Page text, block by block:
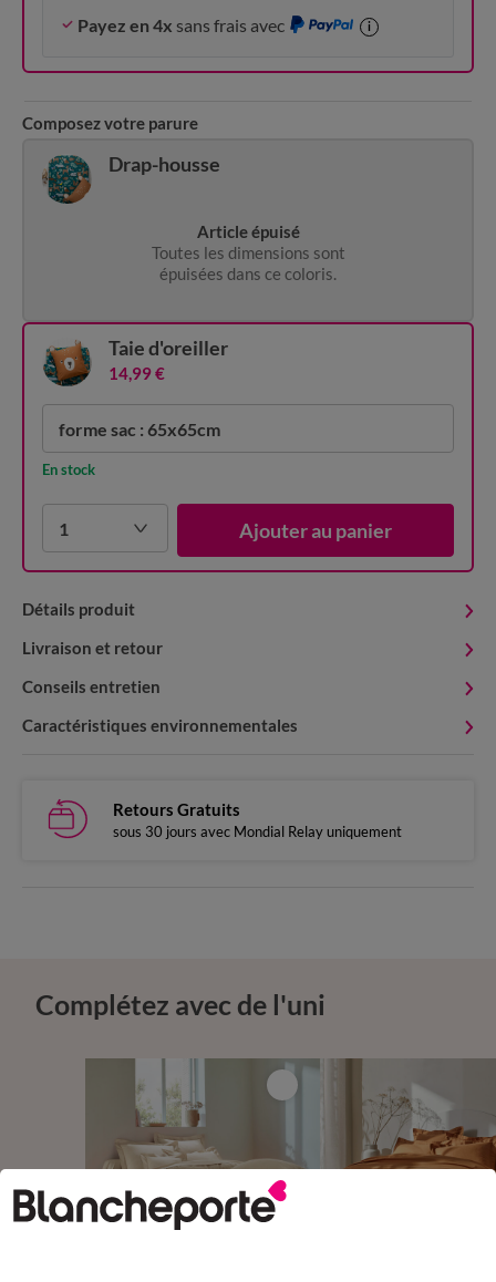
Payez en 4x sans frais avec i
Composez votre parure
Article épuisé
Toutes les dimensions sont
épuisées dans ce coloris.
Drap-housse
forme sac : 65x65cm
En stock
1 Ajouter au panier
Taie d'oreiller
14,99 €
Détails produit
Livraison et retour
Conseils entretien
Caractéristiques environnementales
Retours Gratuits
sous 30 jours avec Mondial Relay uniquement
Complétez avec de l'uni